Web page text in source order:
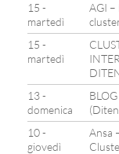
15 -
martedì
AGI –
15 -
martedì
13 -
domenica
10 -
giovedì
Ansa